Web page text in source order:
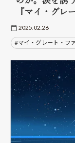
『マイ・グレ
2025.02.26
#マイ・グレート・フ